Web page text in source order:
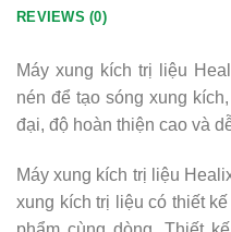
REVIEWS (0)
Máy xung kích trị liệu
nén để tạo sóng xung
đại, độ hoàn thiện cao và
Máy xung kích trị liệu
xung kích trị liệu có thiết